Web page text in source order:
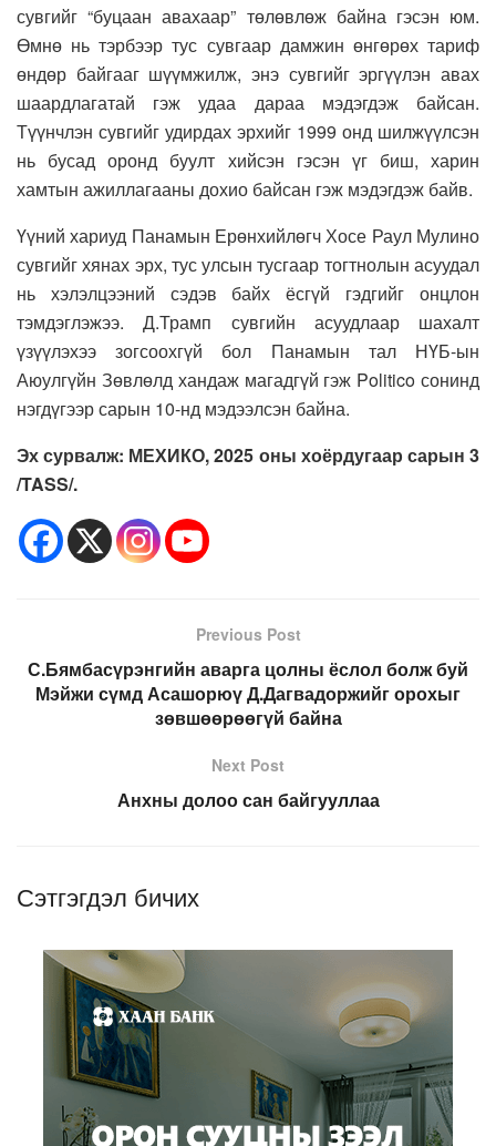
сувгийг “буцаан авахаар” төлөвлөж байна гэсэн юм.
Өмнө нь тэрбээр тус сувгаар дамжин өнгөрөх тариф
өндөр байгааг шүүмжилж, энэ сувгийг эргүүлэн авах
шаардлагатай гэж удаа дараа мэдэгдэж байсан.
Түүнчлэн сувгийг удирдах эрхийг 1999 онд шилжүүлсэн
нь бусад оронд буулт хийсэн гэсэн үг биш, харин
хамтын ажиллагааны дохио байсан гэж мэдэгдэж байв.
Үүний хариуд Панамын Ерөнхийлөгч Хосе Раул Мулино
сувгийг хянах эрх, тус улсын тусгаар тогтнолын асуудал
нь хэлэлцээний сэдэв байх ёсгүй гэдгийг онцлон
тэмдэглэжээ. Д.Трамп сувгийн асуудлаар шахалт
үзүүлэхээ зогсоохгүй бол Панамын тал НҮБ-ын
Аюулгүйн Зөвлөлд хандаж магадгүй гэж Politico сонинд
нэгдүгээр сарын 10-нд мэдээлсэн байна.
Эх сурвалж: МЕХИКО, 2025 оны хоёрдугаар сарын 3
/TASS/.
Previous Post
С.Бямбасүрэнгийн аварга цолны ёслол болж буй
Мэйжи сүмд Асашорюү Д.Дагвадоржийг орохыг
зөвшөөрөөгүй байна
Next Post
Анхны долоо сан байгууллаа
Сэтгэгдэл бичих